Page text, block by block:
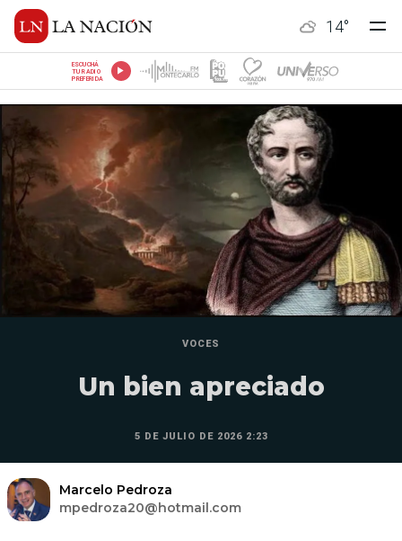
14°
ESCUCHÁ
TU RADIO
PREFERIDA
VOCES
Un bien apreciado
5 DE JULIO DE 2026 2:23
Marcelo Pedroza
mpedroza20@hotmail.com